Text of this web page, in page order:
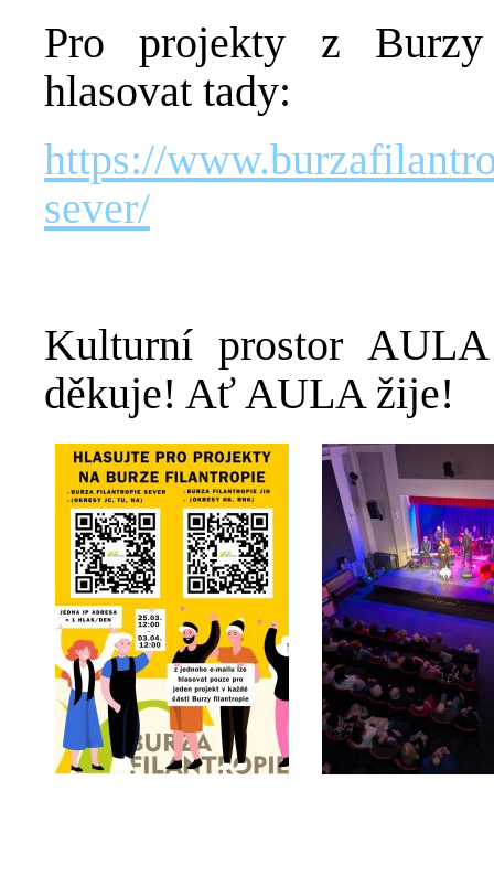
Pro projekty z Burzy
hlasovat tady:
https://
sever/
Kulturní prostor AULA
děkuje! Ať AULA žije!